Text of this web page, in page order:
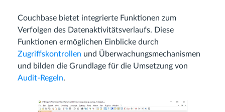
Couchbase bietet integrierte Funktionen zum
Verfolgen des Datenaktivitätsverlaufs. Diese
Funktionen ermöglichen Einblicke durch
Zugriffskontrollen und Überwachungsmechanismen
und bilden die Grundlage für die Umsetzung von
Audit-Regeln.